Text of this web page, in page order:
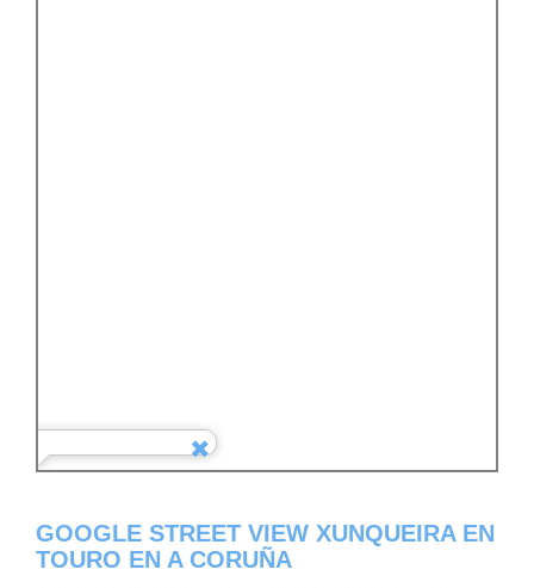
GOOGLE STREET VIEW XUNQUEIRA EN
TOURO EN A CORUÑA